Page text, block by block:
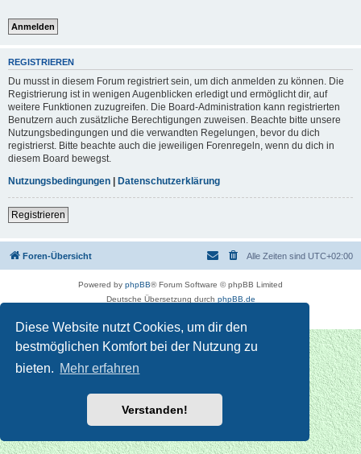
Diese Website nutzt Cookies, um dir den
bestmöglichen Komfort bei der Nutzung zu
bieten. Mehr erfahren
Verstanden!
REGISTRIEREN
Du musst in diesem Forum registriert sein, um dich anmelden zu können. Die
Registrierung ist in wenigen Augenblicken erledigt und ermöglicht dir, auf
weitere Funktionen zuzugreifen. Die Board-Administration kann registrierten
Benutzern auch zusätzliche Berechtigungen zuweisen. Beachte bitte unsere
Nutzungsbedingungen und die verwandten Regelungen, bevor du dich
registrierst. Bitte beachte auch die jeweiligen Forenregeln, wenn du dich in
diesem Board bewegst.
Nutzungsbedingungen | Datenschutzerklärung
Registrieren
Foren-Übersicht Alle Zeiten sind UTC+02:00
Powered by phpBB® Forum Software © phpBB Limited
Deutsche Übersetzung durch phpBB.de